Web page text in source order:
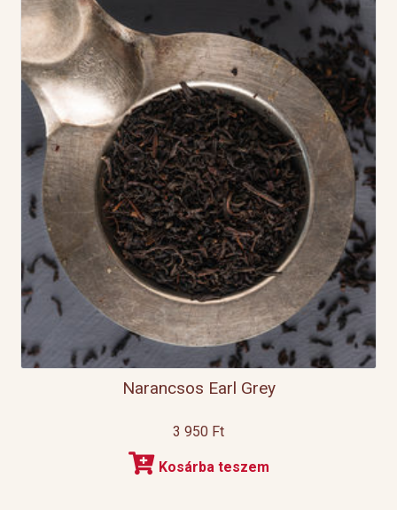
Narancsos Earl Grey
3 950 Ft
Kosárba teszem